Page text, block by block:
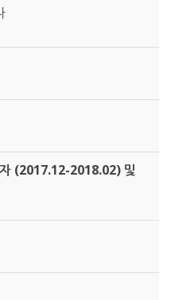
(2017.12-2018.02) 및